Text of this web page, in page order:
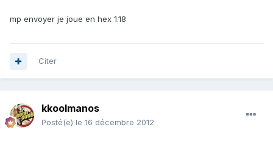
mp envoyer je joue en hex 1.18
Citer
kkoolmanos
Posté(e) le 16 décembre 2012